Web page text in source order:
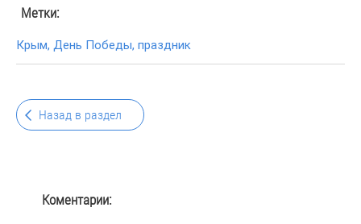
Метки:
Крым, День Победы, праздник
Назад в раздел
Коментарии: